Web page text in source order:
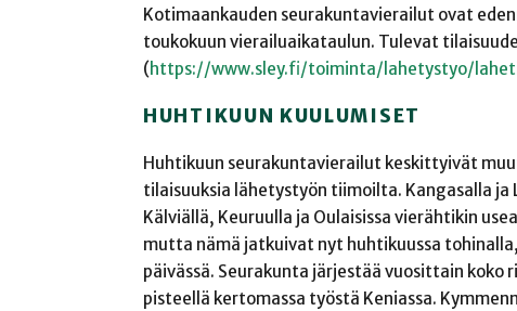
Kotimaankauden seurakuntavierailut ovat
toukokuun vierailuaikataulun. Tulevat
(https://www.sley.fi/toiminta/lahetystyo/
HUHTIKUUN KUULUMISET
Huhtikuun seurakuntavierailut keskittyivät
tilaisuuksia lähetystyön tiimoilta. Kangasalla ja
Kälviällä, Keuruulla ja Oulaisissa vierähtikin
mutta nämä jatkuivat nyt huhtikuussa
päivässä. Seurakunta järjestää vuosittain koko
pisteellä kertomassa työstä Keniassa.